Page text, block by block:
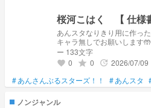
桜河こはく 【 仕様
あんスタなりきり用に作った
キャラ無しでお願いします
囲までなら...!! すんごい再現
てください...ｯｯｯｯ
ー 133文字
favorite 0 grade 0 update 2026/07/09
#あんさんぶるスターズ！！ #あんスタ
ノンジャンル